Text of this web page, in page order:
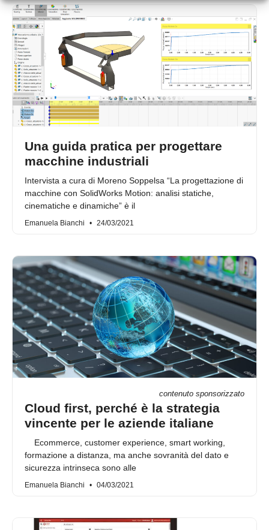
Una guida pratica per progettare
macchine industriali
Intervista a cura di Moreno Soppelsa “La progettazione di
macchine con SolidWorks Motion: analisi statiche,
cinematiche e dinamiche” è il
Emanuela Bianchi 24/03/2021
contenuto sponsorizzato
Cloud first, perché è la strategia
vincente per le aziende italiane
Ecommerce, customer experience, smart working,
formazione a distanza, ma anche sovranità del dato e
sicurezza intrinseca sono alle
Emanuela Bianchi 04/03/2021